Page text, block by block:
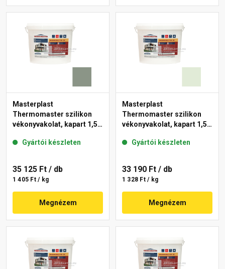
Masterplast
Thermomaster szilikon
vékonyvakolat, kapart 1,5
Gyártói készleten
35 125 Ft / db
1 405 Ft / kg
Megnézem
Masterplast
Thermomaster szilikon
vékonyvakolat, kapart 1,5
Gyártói készleten
33 190 Ft / db
1 328 Ft / kg
Megnézem